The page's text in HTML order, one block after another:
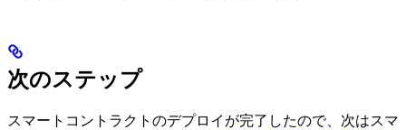
次のステップ
スマートコントラクトのデプロイが完了したので、次はスマ